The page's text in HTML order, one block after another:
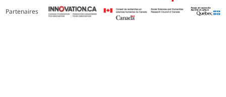
Partenaires